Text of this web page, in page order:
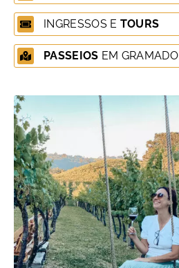
INGRESSOS E TOURS
PASSEIOS EM GRAMADO